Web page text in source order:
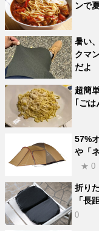
ンで
暑い
クマ
だよ
超簡
｢ごは
57%
や「
★ 0
折り
「長
0